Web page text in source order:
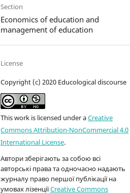
Section
Economics of education and
management of education
License
Copyright (c) 2020 Educological discourse
This work is licensed under aCreative
Commons Attribution-NonCommercial 4.0
International License.
Автори зберігають за собою всі
авторські права та одночасно надають
журналу право першої публікації на
умовах лізенціїCreative Commons